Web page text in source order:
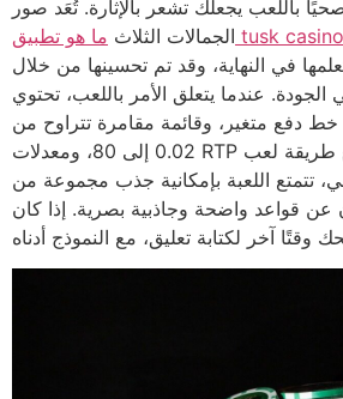
باللعب يجعلك تشعر بالإثارة. تُعَد صور
الجمالات الثلاث ما هو تطبيق tusk casino
في النهاية، وقد تم تحسينها من خلال
عندما يتعلق الأمر باللعب، تحتوي
اللعبة الجديدة على 40 خط دفع متغير، وقائمة مقامرة تتراوح من
0.02 إلى 80، ومعدلات RTP تصل إلى 94.9%. مع طريقة لعب
تتمتع اللعبة بإمكانية جذب مجموعة من
عن قواعد واضحة وجاذبية بصرية. إذا كان